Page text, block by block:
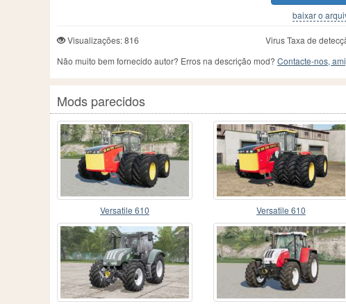
baixar o
Visualizações: 816 Virus Taxa de
Não muito bem fornecido autor? Erros na descrição mod? Contacte-nos,
Mods parecidos
Versatile 610 Versatile 610